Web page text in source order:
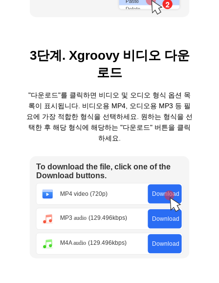
3단계. Xgroovy 비디오 다운
로드
"다운로드"를 클릭하면 비디오 및 오디오 형식 옵션 목
록이 표시됩니다. 비디오용 MP4, 오디오용 MP3 등 필
요에 가장 적합한 형식을 선택하세요. 원하는 형식을 선
택한 후 해당 형식에 해당하는 "다운로드" 버튼을 클릭
하세요.